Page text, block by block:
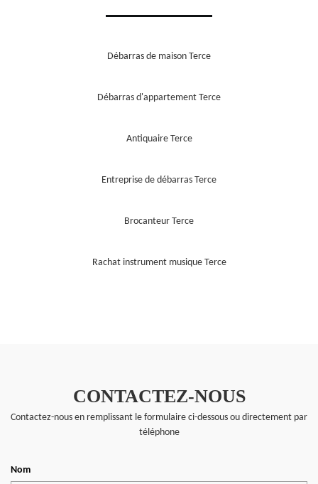
Débarras de maison Terce
Débarras d'appartement Terce
Antiquaire Terce
Entreprise de débarras Terce
Brocanteur Terce
Rachat instrument musique Terce
CONTACTEZ-NOUS
Contactez-nous en remplissant le formulaire ci-dessous ou directement par
téléphone
Nom